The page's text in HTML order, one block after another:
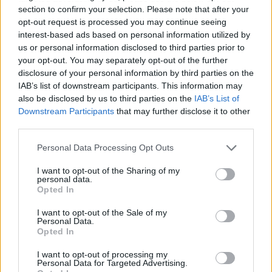
section to confirm your selection. Please note that after your
opt-out request is processed you may continue seeing
interest-based ads based on personal information utilized by
us or personal information disclosed to third parties prior to
your opt-out. You may separately opt-out of the further
disclosure of your personal information by third parties on the
IAB’s list of downstream participants. This information may
also be disclosed by us to third parties on the IAB’s List of
Downstream Participants that may further disclose it to other
Personal Data Processing Opt Outs
I want to opt-out of the Sharing of my
personal data.
Opted In
I want to opt-out of the Sale of my
Personal Data.
Opted In
I want to opt-out of processing my
Personal Data for Targeted Advertising.
nell’Alto Milanese fino alla mattina di sabato 8 luglio
Eventi- Cosa fare nel weekend del 7, 8 e 9 agosto a
Legnano e nell’Alto Milanese
SEGNALA ERRORE
Tipo di problema